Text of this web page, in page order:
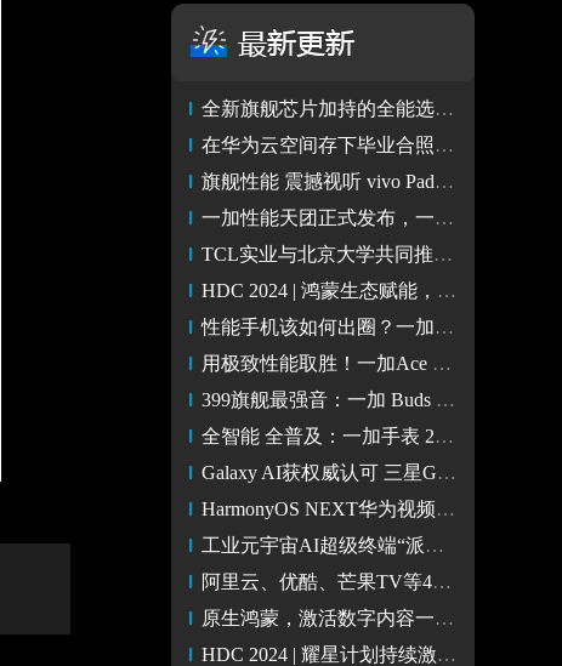
全新旗舰芯片加持的全能选手 vivo Pad3评测
在华为云空间存下毕业合照，珍藏青春回忆不遗漏
旗舰性能 震撼视听 vivo Pad3平板2499元起震撼登场！
一加性能天团正式发布，一加 Ace 3 Pro 售价 3199 元起
TCL实业与北京大学共同推进产研融合，共启光伏产业新思维
HDC 2024 | 鸿蒙生态赋能，华为音乐持续引领高品质音乐体验
性能手机该如何出圈？一加Ace 3 Pro告诉你答案
用极致性能取胜！一加Ace 3 Pro图赏
399旗舰最强音：一加 Buds 3图赏
全智能 全普及：一加手表 2图赏
Galaxy AI获权威认可 三星Galaxy S24系列MWC上海斩获重量级奖项
HarmonyOS NEXT华为视频：从交互到技术全面升级
工业元宇宙AI超级终端“派中心一体机”问世
阿里云、优酷、芒果TV等40多款音视频类SDK适配原生鸿蒙
原生鸿蒙，激活数字内容一池活水
HDC 2024 | 耀星计划持续激励鸿蒙原生应用、元服务创新